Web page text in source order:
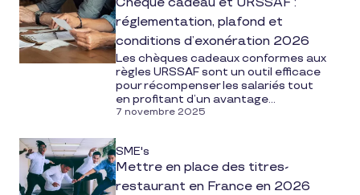
réglementation, plafond et
conditions d’exonération 2026
Les chèques cadeaux conformes aux
règles URSSAF sont un outil efficace
pour récompenser les salariés tout
en profitant d’un avantage...
7 novembre 2025
SME's
Mettre en place des titres-
restaurant en France en 2026